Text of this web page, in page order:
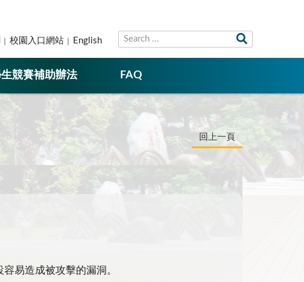
校園入口網站 English
競賽補助辦法 FAQ
回上一頁
易造成被攻擊的漏洞。